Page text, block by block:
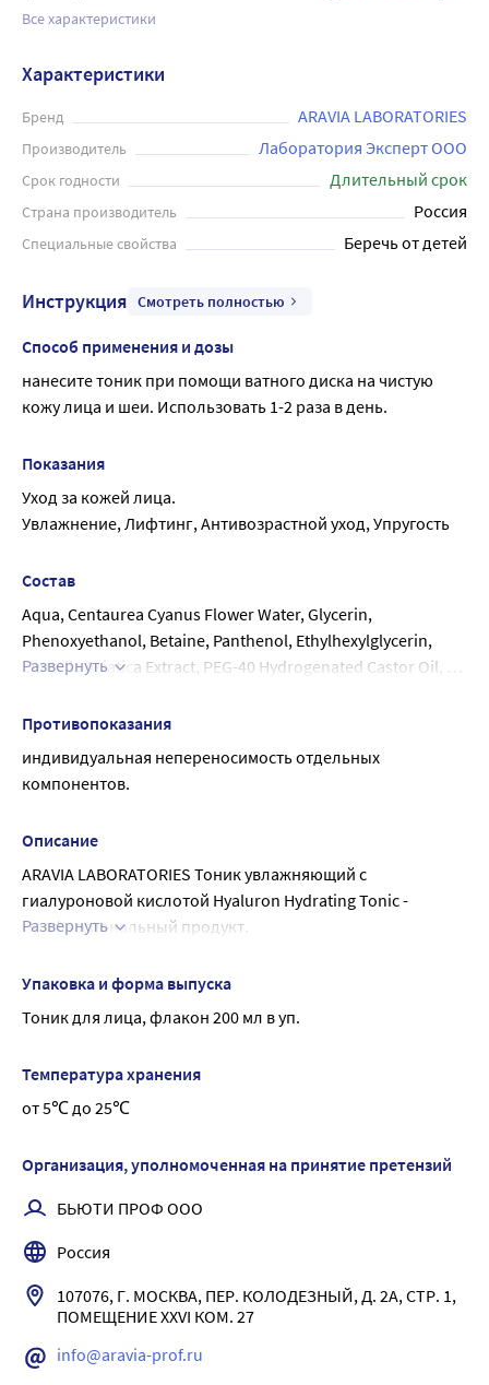
Все характеристики
Характеристики
Бренд ARAVIA LABORATORIES
Производитель Лаборатория Эксперт ООО
Срок годности Длительный срок
Страна производитель Россия
Специальные свойства Беречь от детей
Инструкция Смотреть полностью
Способ применения и дозы
нанесите тоник при помощи ватного диска на чистую
кожу лица и шеи. Использовать 1-2 раза в день.
Показания
Уход за кожей лица.
Увлажнение, Лифтинг, Антивозрастной уход, Упругость
Состав
Aqua, Centaurea Cyanus Flower Water, Glycerin,
Phenoxyethanol, Betaine, Panthenol, Ethylhexylglycerin,
Centella Asiatica Extract, PEG-40 Hydrogenated Castor Oil,
Sodium Hyaluronate
Развернуть
Противопоказания
индивидуальная непереносимость отдельных
компонентов.
Описание
ARAVIA LABORATORIES Тоник увлажняющий с
гиалуроновой кислотой Hyaluron Hydrating Tonic -
Профессиональный продукт.
Тоник глубоко увлажняет, смягчает и защищает кожу от
Защищает от негативного воздействия окружающей
лица и возвращает сияние.
Омолаживает, повышает упругость и эластичность,
Восстанавливает нормальный уровень рН.
Развернуть
Упаковка и форма выпуска
Тоник для лица, флакон 200 мл в уп.
Температура хранения
от 5℃ до 25℃
Организация, уполномоченная на принятие претензий
БЬЮТИ ПРОФ ООО
Россия
107076, Г. МОСКВА, ПЕР. КОЛОДЕЗНЫЙ, Д. 2А, СТР. 1,
ПОМЕЩЕНИЕ XXVI КОМ. 27
info@aravia-prof.ru